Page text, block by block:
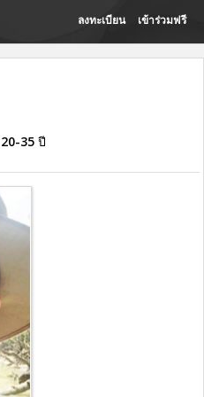
ลงทะเบียน เข้าร่วมฟรี
20-35 ปี